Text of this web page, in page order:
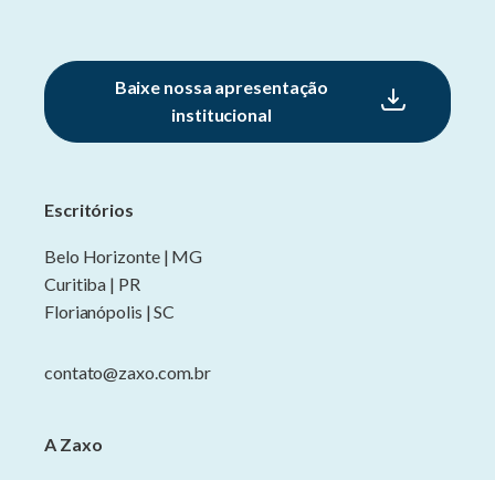
Baixe nossa apresentação
institucional
Escritórios
Belo Horizonte | MG
Curitiba | PR
Florianópolis | SC
contato@zaxo.com.br
A Zaxo